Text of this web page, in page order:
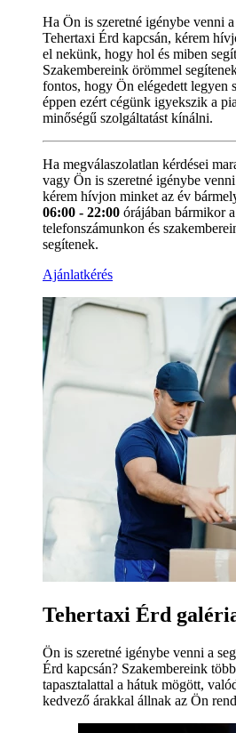
Ha Ön is szeretné igénybe venni
Tehertaxi Érd kapcsán, kérem
el nekünk, hogy hol és miben
Szakembereink örömmel
fontos, hogy Ön elégedett legyen
éppen ezért cégünk igyekszik a
minőségű szolgáltatást kínálni.
Ha megválaszolatlan kérdései
vagy Ön is szeretné igénybe
kérem hívjon minket az év
06:00 - 22:00 órájában bármikor a
telefonszámunkon és
segítenek.
Ajánlatkérés
Tehertaxi Érd
Ön is szeretné igénybe venni a
Érd kapcsán? Szakembereink
tapasztalattal a hátuk mögött,
kedvező árakkal állnak az Ön